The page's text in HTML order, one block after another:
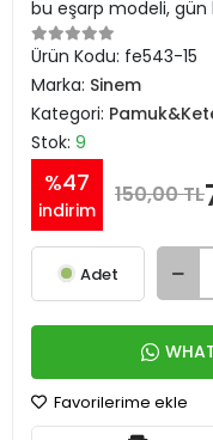
bu eşarp modeli, gün
Ürün Kodu: fe543-15
Marka: Sinem
Kategori:
Stok: 9
%47
indirim
150,00 TL
Adet
Favorilerime ekle